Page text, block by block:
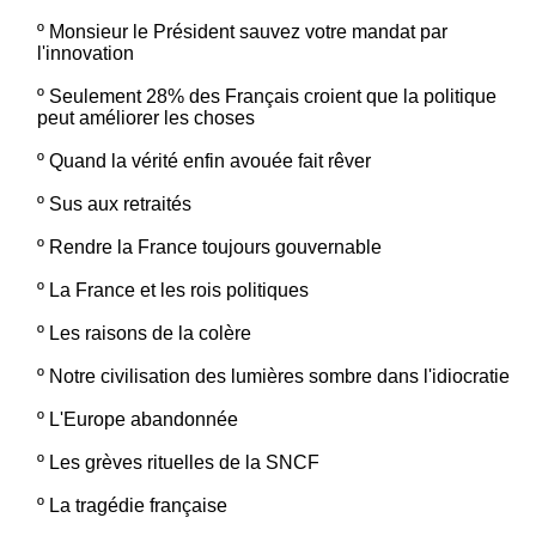
º Monsieur le Président sauvez votre mandat par
l'innovation
º Seulement 28% des Français croient que la politique
peut améliorer les choses
º Quand la vérité enfin avouée fait rêver
º Sus aux retraités
º Rendre la France toujours gouvernable
º La France et les rois politiques
º Les raisons de la colère
º Notre civilisation des lumières sombre dans l'idiocratie
º L'Europe abandonnée
º Les grèves rituelles de la SNCF
º La tragédie française